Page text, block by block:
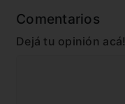
Comentarios
Dejá tu opinión acá!